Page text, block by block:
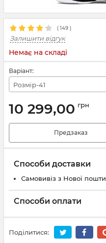
( 149 )
Залишити відгук
Немає на складі
Варіант:
Розмір-41
10 299,00 грн
Предзаказ
Способи доставки
Самовивіз з Нової пошти
Способи оплати
Поділитися: